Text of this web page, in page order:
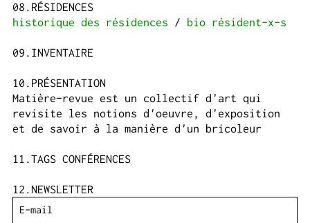
RÉSIDENCES
historique des résidences
bio résident-x-s
INVENTAIRE
PRÉSENTATION
Matière-revue est un collectif d'art qui
revisite les notions d'oeuvre, d'exposition
et de savoir à la manière d'un bricoleur
TAGS CONFÉRENCES
NEWSLETTER